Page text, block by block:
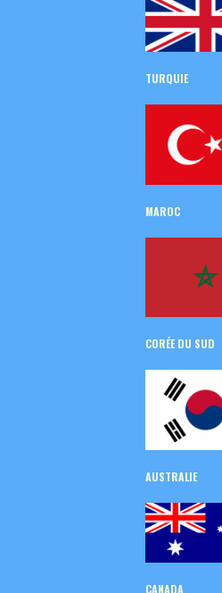
TURQUIE
MAROC
CORÉEDU SUD
AUSTRALIE
CANADA